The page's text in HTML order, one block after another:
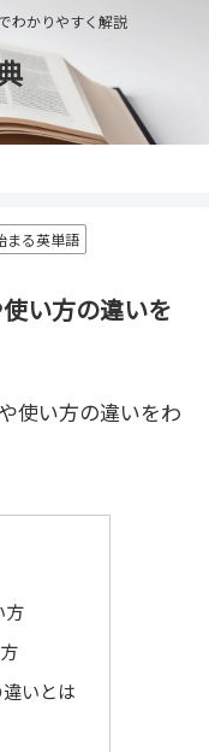
わかりやすく解説
まる英単語
い方の違いを
使い方の違いをわ
方
いとは